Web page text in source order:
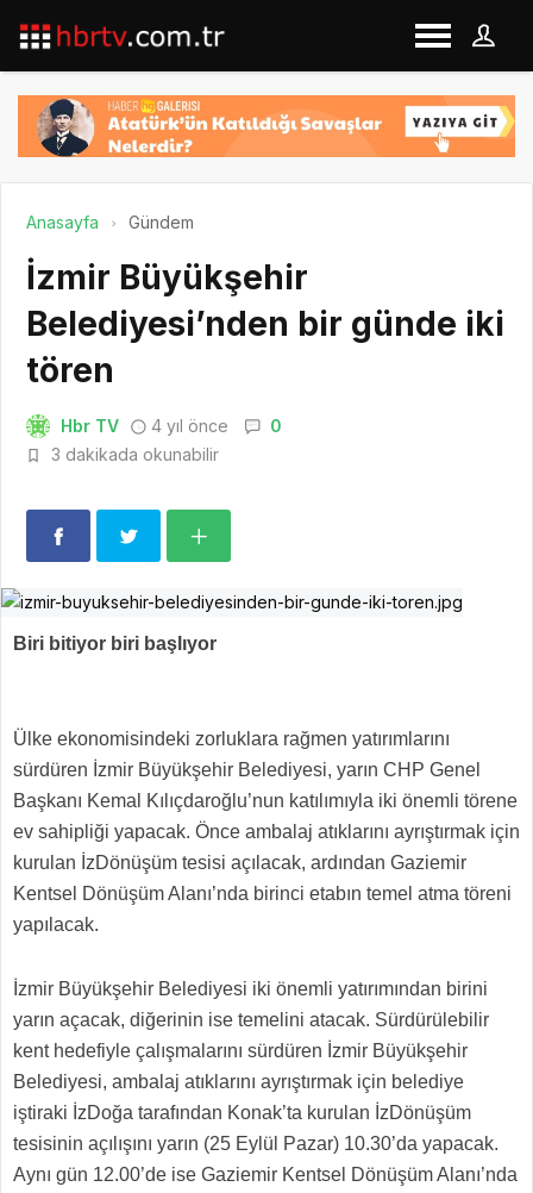
Anasayfa Gündem
İzmir Büyükşehir
Belediyesi’nden bir günde iki
tören
Hbr TV 4 yıl önce
0
3 dakikada okunabilir
Biri bitiyor biri başlıyor
Ülke ekonomisindeki zorluklara rağmen yatırımlarını
sürdüren İzmir Büyükşehir Belediyesi, yarın CHP Genel
Başkanı Kemal Kılıçdaroğlu’nun katılımıyla iki önemli törene
ev sahipliği yapacak. Önce ambalaj atıklarını ayrıştırmak için
kurulan İzDönüşüm tesisi açılacak, ardından Gaziemir
Kentsel Dönüşüm Alanı’nda birinci etabın temel atma töreni
yapılacak.
İzmir Büyükşehir Belediyesi iki önemli yatırımından birini
yarın açacak, diğerinin ise temelini atacak. Sürdürülebilir
kent hedefiyle çalışmalarını sürdüren İzmir Büyükşehir
Belediyesi, ambalaj atıklarını ayrıştırmak için belediye
iştiraki İzDoğa tarafından Konak’ta kurulan İzDönüşüm
tesisinin açılışını yarın (25 Eylül Pazar) 10.30’da yapacak.
Aynı gün 12.00’de ise Gaziemir Kentsel Dönüşüm Alanı’nda